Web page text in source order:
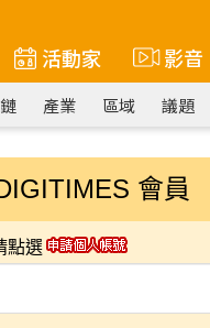
活動家 影音
產業 區域 議題
會員
點選